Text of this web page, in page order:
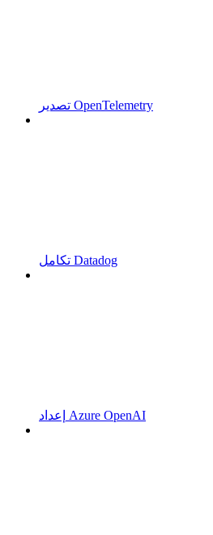
تصدير OpenTelemetry
تكامل Datadog
إعداد Azure OpenAI